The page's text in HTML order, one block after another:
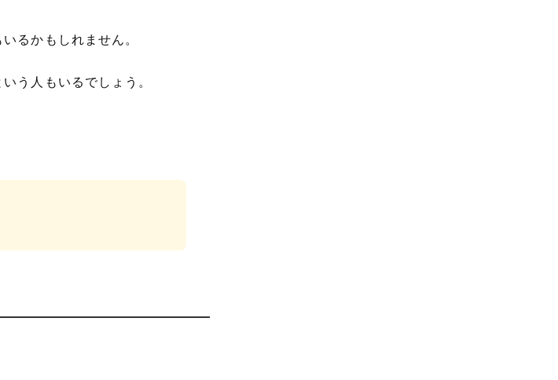
るかもしれません。
う人もいるでしょう。